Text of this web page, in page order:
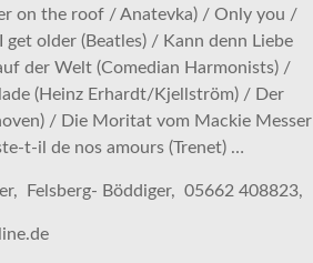
on the roof / Anatevka) / Only you /
get older (Beatles) / Kann denn Liebe
der Welt (Comedian Harmonists) /
(Heinz Erhardt/Kjellström) / Der
/ Die Moritat vom Mackie Messer
t-il de nos amours (Trenet) …
Felsberg- Böddiger, 05662 408823,